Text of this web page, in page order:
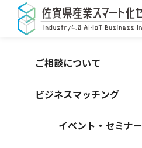
ご相談について
ビジネスマッチング
イベント・セミナー